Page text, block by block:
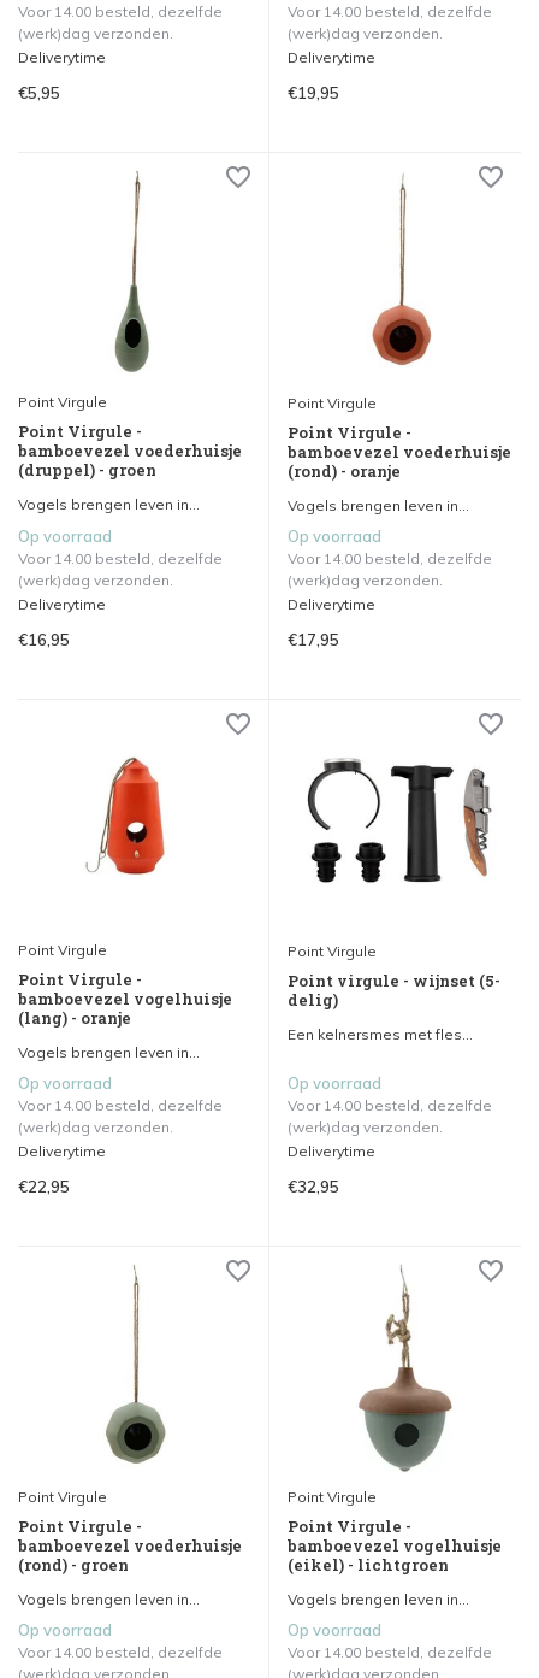
Voor 14.00 besteld, dezelfde
(werk)dag verzonden.
Deliverytime
€5,95
Voor 14.00 besteld, dezelfde
(werk)dag verzonden.
Deliverytime
€19,95
Point Virgule
Point Virgule -
bamboevezel voederhuisje
(druppel) - groen
Vogels brengen leven in...
Op voorraad
Voor 14.00 besteld, dezelfde
(werk)dag verzonden.
Deliverytime
€16,95
Point Virgule
Point Virgule -
bamboevezel voederhuisje
(rond) - oranje
Vogels brengen leven in...
Op voorraad
Voor 14.00 besteld, dezelfde
(werk)dag verzonden.
Deliverytime
€17,95
Point Virgule
Point Virgule -
bamboevezel vogelhuisje
(lang) - oranje
Vogels brengen leven in...
Op voorraad
Voor 14.00 besteld, dezelfde
(werk)dag verzonden.
Deliverytime
€22,95
Point Virgule
Point virgule - wijnset (5-
delig)
Een kelnersmes met fles...
Op voorraad
Voor 14.00 besteld, dezelfde
(werk)dag verzonden.
Deliverytime
€32,95
Point Virgule
Point Virgule -
bamboevezel voederhuisje
(rond) - groen
Vogels brengen leven in...
Op voorraad
Voor 14.00 besteld, dezelfde
(werk)dag verzonden.
Point Virgule
Point Virgule -
bamboevezel vogelhuisje
(eikel) - lichtgroen
Vogels brengen leven in...
Op voorraad
Voor 14.00 besteld, dezelfde
(werk)dag verzonden.